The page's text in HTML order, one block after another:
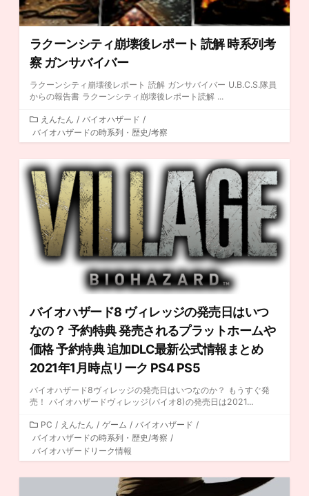
ラクーンシティ崩壊後レポート 読解 時系列考
察 ガンサバイバー
ラクーンシティ崩壊後レポート 読解 ガンサバイバー U.B.C.S.隊員
からの報告書 ラクーンシティ崩壊後レポート読解 ...
カ
テ
ゴ
リ
ー
えんたん / バイオハザード /
バイオハザードの時系列・歴史/考察
バイオハザード8 ヴィレッジの発売日はいつ
なの？ 予約特典 発売されるプラットホームや
価格 予約特典 追加DLC最新公式情報まとめ
2021年1月時点リーク PS4 PS5
バイオハザード8ヴィレッジの発売日はいつなのか？ もうすぐ発
売！ バイオハザードヴィレッジ(バイオ8)の発売日は2021...
カ
テ
ゴ
リ
ー
PC / えんたん / ゲーム / バイオハザード /
バイオハザードの時系列・歴史/考察 /
バイオハザードリーク情報